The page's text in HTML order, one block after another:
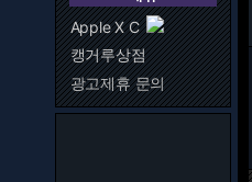
Apple X C
캥거루상점
광고제휴 문의